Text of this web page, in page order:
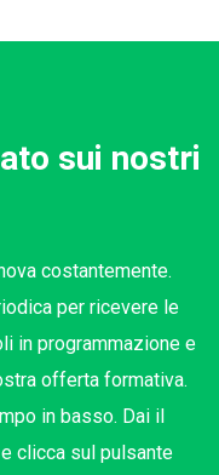
sui nostri
costantemente.
per ricevere le
in programmazione e
offerta formativa.
in basso. Dai il
clicca sul pulsante